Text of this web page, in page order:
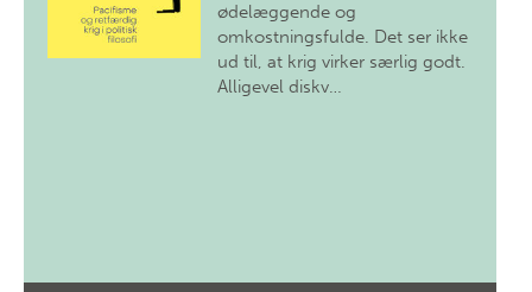
ødelæggende og
omkostningsfulde. Det ser ikke
ud til, at krig virker særlig godt.
Alligevel diskv…